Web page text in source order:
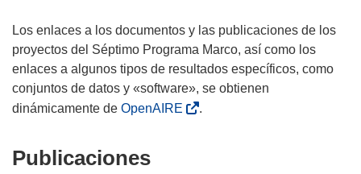
Los enlaces a los documentos y las publicaciones de los
proyectos del Séptimo Programa Marco, así como los
enlaces a algunos tipos de resultados específicos, como
conjuntos de datos y «software», se obtienen
dinámicamente de OpenAIRE .
Publicaciones